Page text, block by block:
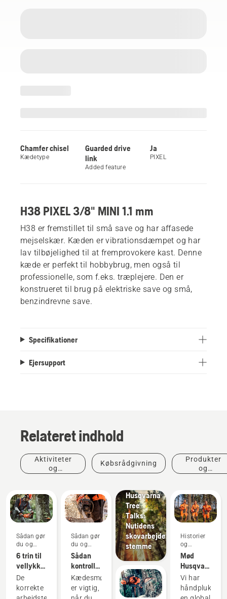
Chamfer chisel
Kædetype
Guarded drive
link
Added feature
Ja
PIXEL
H38 PIXEL 3/8" MINI 1.1 mm
H38 er fremstillet til små save og har affasede
mejselskær. Kæden er vibrationsdæmpet og har
lav tilbøjelighed til at fremprovokere kast. Denne
kæde er perfekt til hobbybrug, men også til
professionelle, som f.eks. træplejere. Den er
konstrueret til brug på elektriske save og små,
benzindrevne save.
Specifikationer
Ejersupport
Relateret indhold
Aktiviteter
og
Købsrådgivning
Produkter
og
Sådan gør
du og
vejledninger
6 trin til
vellykket
træfældning
De
korrekte
Sådan gør
du og
vejledninger
Sådan
kontrollerer
du, at
kædesmøringen
fungerer
Kædesmøring
er vigtig,
Historier
og
Husqvarna
Tree
Talks:
Nutidens
skovarbejderes
stemme
Historier
og
inspiration
Mød
Husqvarna
H-
teamet -
vores
Vi har
håndplukket